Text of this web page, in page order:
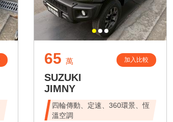
65 萬 加入比較
SUZUKI
JIMNY
四輪傳動、定速、360環景、恆
溫空調